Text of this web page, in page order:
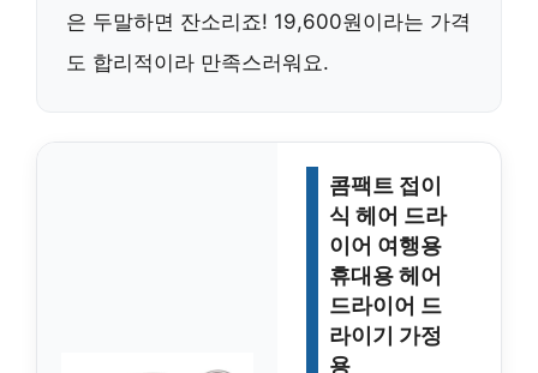
은 두말하면 잔소리죠! 19,600원이라는 가격
도 합리적이라 만족스러워요.
콤팩트 접이
식 헤어 드라
이어 여행용
휴대용 헤어
드라이어 드
라이기 가정
용